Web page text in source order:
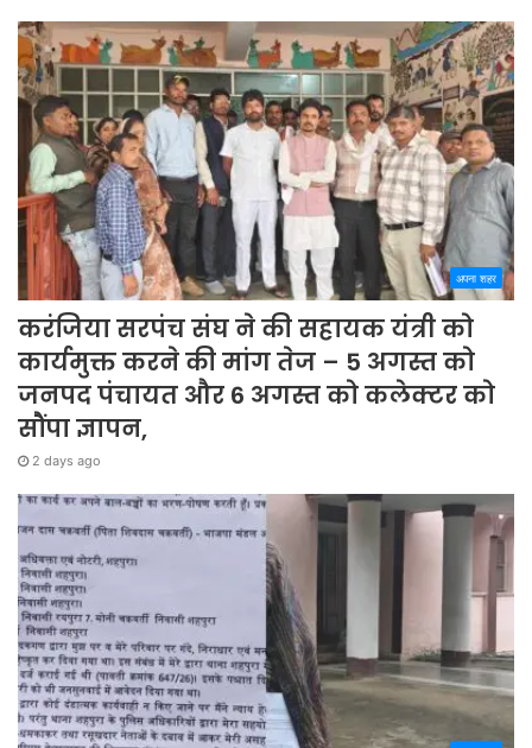
अपना शहर
करंजिया सरपंच संघ ने की सहायक यंत्री को
कार्यमुक्त करने की मांग तेज – 5 अगस्त को
जनपद पंचायत और 6 अगस्त को कलेक्टर को
सौंपा ज्ञापन,
2 days ago